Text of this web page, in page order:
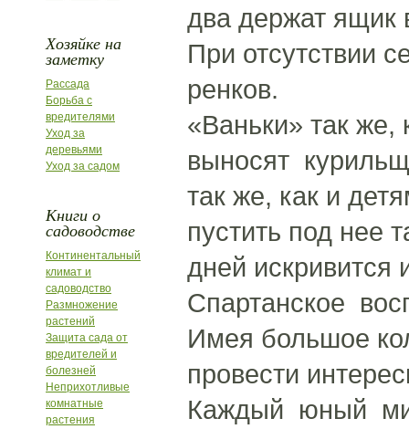
Хозяйке на
заметку
Рассада
Борьба с
вредителями
Уход за
деревьями
Уход за садом
Книги о
садоводстве
Континентальный
климат и
садоводство
Размножение
растений
Защита сада от
вредителей и
болезней
Неприхотливые
комнатные
растения
два держат ящик
При отсутствии
ренков.
«Ваньки» так
выносят
так же, как и
пустить под нее
дней искривится
Спартанское
Имея большое
провести
Каждый юный